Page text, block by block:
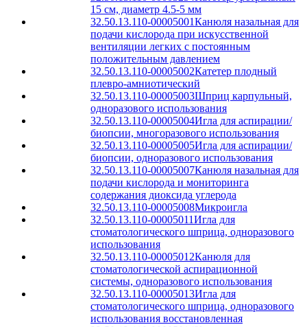
15 см, диаметр 4.5-5 мм
32.50.13.110-00005001Канюля назальная для
подачи кислорода при искусственной
вентиляции легких с постоянным
положительным давлением
32.50.13.110-00005002Катетер плодный
плевро-амниотический
32.50.13.110-00005003Шприц карпульный,
одноразового использования
32.50.13.110-00005004Игла для аспирации/
биопсии, многоразового использования
32.50.13.110-00005005Игла для аспирации/
биопсии, одноразового использования
32.50.13.110-00005007Канюля назальная для
подачи кислорода и мониторинга
содержания диоксида углерода
32.50.13.110-00005008Микроигла
32.50.13.110-00005011Игла для
стоматологического шприца, одноразового
использования
32.50.13.110-00005012Канюля для
стоматологической аспирационной
системы, одноразового использования
32.50.13.110-00005013Игла для
стоматологического шприца, одноразового
использования восстановленная